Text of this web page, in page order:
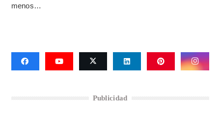
menos…
Publicidad